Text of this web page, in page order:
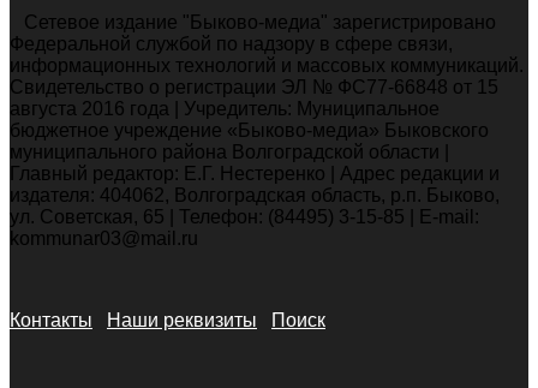
Сетевое издание "Быково-медиа" зарегистрировано
Федеральной службой по надзору в сфере связи,
информационных технологий и массовых коммуникаций.
Свидетельство о регистрации ЭЛ № ФС77-66848 от 15
августа 2016 года | Учредитель: Муниципальное
бюджетное учреждение «Быково-медиа» Быковского
муниципального района Волгоградской области |
Главный редактор: Е.Г. Нестеренко | Адрес редакции и
издателя: 404062, Волгоградская область, р.п. Быково,
ул. Советская, 65 | Телефон: (84495) 3-15-85 | E-mail:
kommunar03@mail.ru
Контакты Наши реквизиты Поиск